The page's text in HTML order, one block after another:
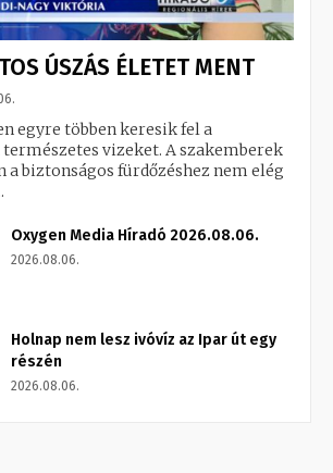
ÚSZÁS ÉLETET MENT
egyre többen keresik fel a
vizeket. A szakemberek
a biztonságos fürdőzéshez nem elég
Oxygen Media Híradó 2026.08.06.
2026.08.06.
Holnap nem lesz ivóvíz az Ipar út egy
részén
2026.08.06.